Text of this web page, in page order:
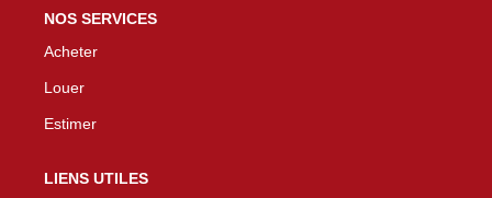
NOS SERVICES
Acheter
Louer
Estimer
LIENS UTILES